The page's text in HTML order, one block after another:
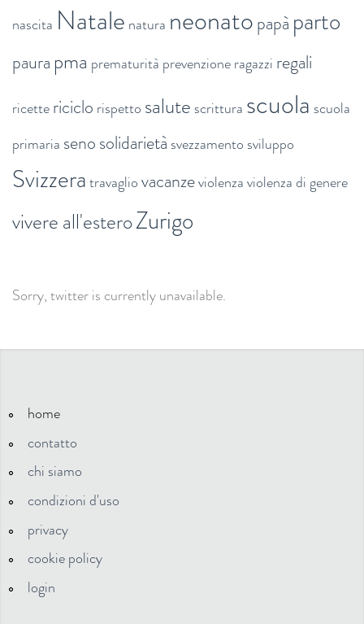
nascita Natale natura neonatopapà parto
paura pma prematurità prevenzioneragazzi regali
ricettericiclo rispetto salute scrittura scuola scuola
primaria senosolidarietà svezzamento sviluppo
Svizzeratravagliovacanzeviolenzaviolenza di genere
vivere all'esteroZurigo
Sorry, twitter is currently unavailable.
home
contatto
chi siamo
condizioni d'uso
privacy
cookie policy
login